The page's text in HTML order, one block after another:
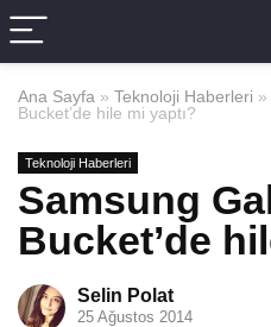
Ana Sayfa » Teknoloji Haberleri »
Bucket’de hile mi yaptı?
Teknoloji Haberleri
Samsung
Bucket’de
Selin Polat
25 Ağustos 2014